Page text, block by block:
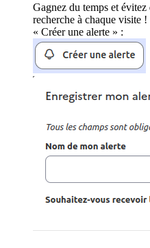
Gagnez du temps et
recherche à chaque visite
« Créer une alerte » :